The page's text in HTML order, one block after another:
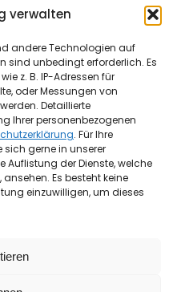
verwalten
andere Technologien auf
sind unbedingt erforderlich. Es
z. B. IP-Adressen für
oder Messungen von
Detaillierte
Ihrer personenbezogenen
. Für Ihre
sich gerne in unserer
Auflistung der Dienste, welche
Es besteht keine
einzuwilligen, um dieses
im Volksmund
Wärmewende in
langfristig alle
Doch
ab 2026? Wo gilt
Regel